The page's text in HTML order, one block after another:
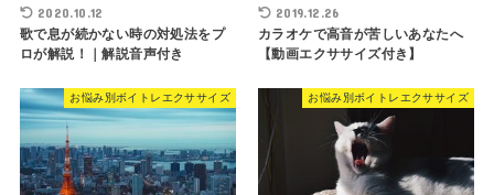
2020.10.12
歌で息が続かない時の対処法をプ
ロが解説！｜解説音声付き
2019.12.26
カラオケで高音が苦しいあなたへ
【動画エクササイズ付き】
お悩み別ボイトレエクササイズ お悩み別ボイトレエクササイズ